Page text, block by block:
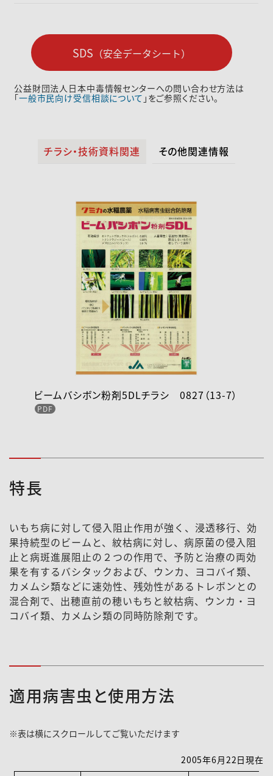
SDS （安全データシート）
公益財団法人日本中毒情報センターへの問い合わせ方法は
「一般市民向け受信相談について 」をご参照ください。
チラシ・技術資料関連 その他関連情報
ビームバシボン粉剤5DLチラシ 0827（13-7）
特長
いもち病に対して侵入阻止作用が強く、浸透移行、効
果持続型のビームと、紋枯病に対し、病原菌の侵入阻
止と病斑進展阻止の２つの作用で、予防と治療の両効
果を有するバシタックおよび、ウンカ、ヨコバイ類、
カメムシ類などに速効性、残効性があるトレボンとの
混合剤で、出穂直前の穂いもちと紋枯病、ウンカ・ヨ
コバイ類、カメムシ類の同時防除剤です。
適用病害虫と使用方法
2005年6月22日現在